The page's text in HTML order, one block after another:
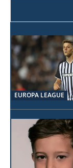
EUROPA LEAGUE